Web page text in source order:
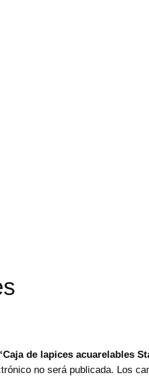
de lapices acuarelables
no será publicada. Los